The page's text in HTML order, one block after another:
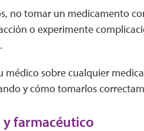
no tomar un medicamento
o experimente
médico sobre cualquier
y cómo tomarlos
y farmacéutico